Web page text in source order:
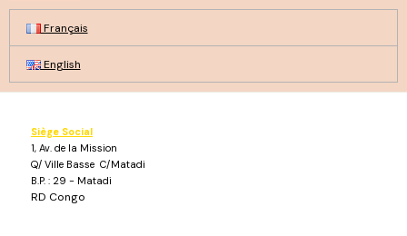
Français
English
Siège Social
1, Av. de la Mission
Q/ Ville Basse C/Matadi
B.P. : 29 - Matadi
RD Congo